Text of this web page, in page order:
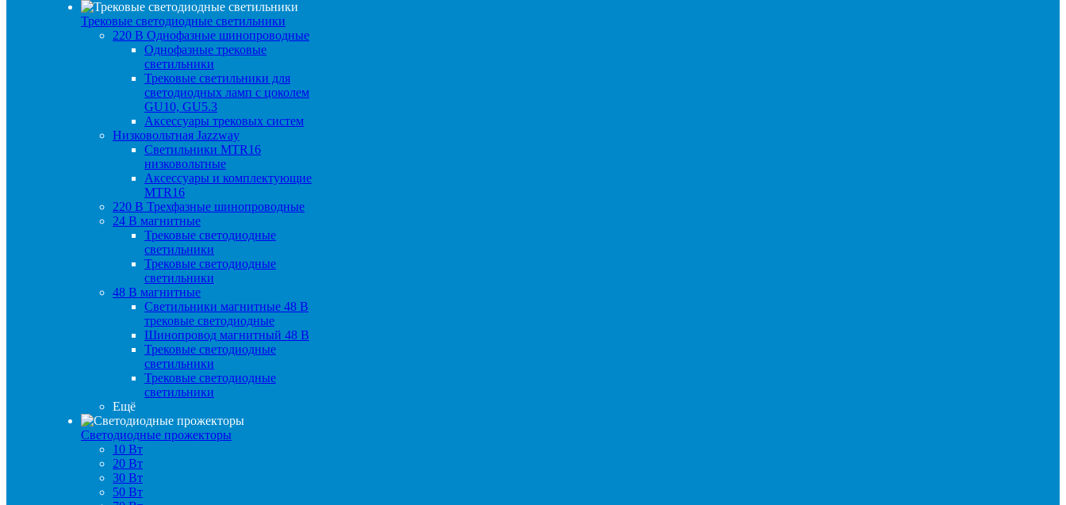
Трековые светодиодные светильники
220 B Однофазные шинопроводные
Однофазные трековые
светильники
Трековые светильники для
светодиодных ламп с цоколем
GU10, GU5.3
Аксессуары трековых систем
Низковольтная Jazzway
Светильники MTR16
низковольтные
Аксессуары и комплектующие
MTR16
220 B Трехфазные шинопроводные
24 B магнитные
Трековые светодиодные
светильники
Трековые светодиодные
светильники
48 B магнитные
Светильники магнитные 48 В
трековые светодиодные
Шинопровод магнитный 48 В
Трековые светодиодные
светильники
Трековые светодиодные
светильники
Ещё
Светодиодные прожекторы
10 Вт
20 Вт
30 Вт
50 Вт